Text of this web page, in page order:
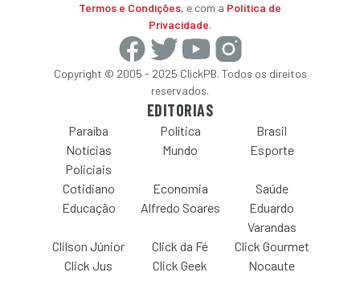
Termos e Condições, e com a Política de
Privacidade.
Copyright © 2005 - 2025 ClickPB. Todos os direitos
reservados.
EDITORIAS
Paraíba Política
Brasil
Notícias
Policiais
Mundo Esporte
Cotidiano Economia
Saúde
Educação
Alfredo Soares
Eduardo
Varandas
Clilson Júnior
Click da Fé
Click Gourmet
Click Jus
Click Geek Nocaute